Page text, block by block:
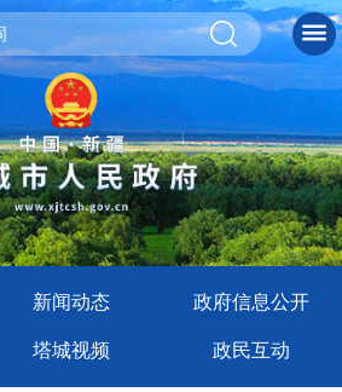
新闻动态 政府信息公开
塔城视频 政民互动